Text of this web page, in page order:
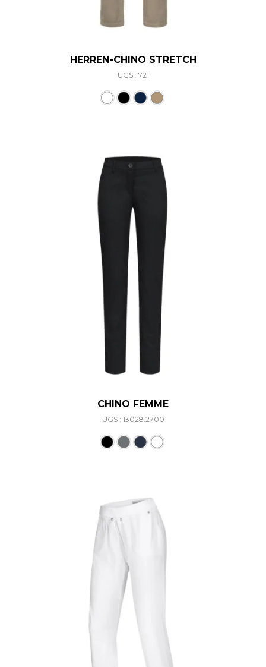
HERREN-CHINO STRETCH
UGS : 721
CHINO FEMME
UGS : 13028.2700